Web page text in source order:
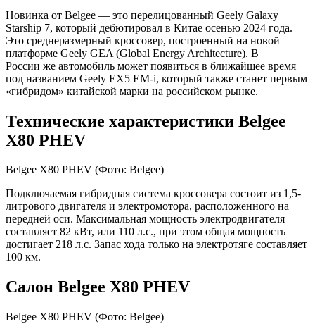
Новинка от Belgee — это перелицованный Geely Galaxy
Starship 7, который дебютировал в Китае осенью 2024 года.
Это среднеразмерный кроссовер, построенный на новой
платформе Geely GEA (Global Energy Architecture). В
России же автомобиль может появиться в ближайшее время
под названием Geely EX5 EM-i, который также станет первым
«гибридом» китайской марки на российском рынке.
Технические характеристики Belgee
X80 PHEV
Belgee X80 PHEV (Фото: Belgee)
Подключаемая гибридная система кроссовера состоит из 1,5-
литрового двигателя и электромотора, расположенного на
передней оси. Максимальная мощность электродвигателя
составляет 82 кВт, или 110 л.с., при этом общая мощность
достигает 218 л.с. Запас хода только на электротяге составляет
100 км.
Салон Belgee X80 PHEV
Belgee X80 PHEV (Фото: Belgee)